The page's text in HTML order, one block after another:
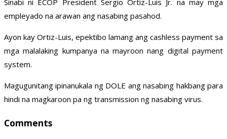
Sinabi ni ECOP President Sergio Ortiz-Luis Jr. na may mga
empleyado na arawan ang nasabing pasahod.
Ayon kay Ortiz-Luis, epektibo lamang ang cashless payment sa
mga malalaking kumpanya na mayroon nang digital payment
system.
Magugunitang ipinanukala ng DOLE ang nasabing hakbang para
hindi na magkaroon pa ng transmission ng nasabing virus.
Comments